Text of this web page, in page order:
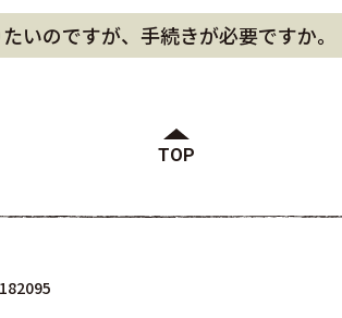
いのですが、手続きが必要ですか。
TOP